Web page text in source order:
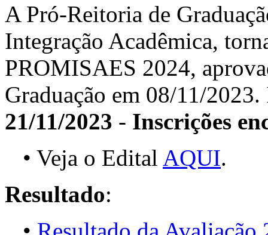
A Pró-Reitoria de
Integração Acadêmica,
PROMISAES 2024,
Graduação em 08/11/
21/11/2023 - Inscrições
• Veja o Edital AQUI.
Resultado: